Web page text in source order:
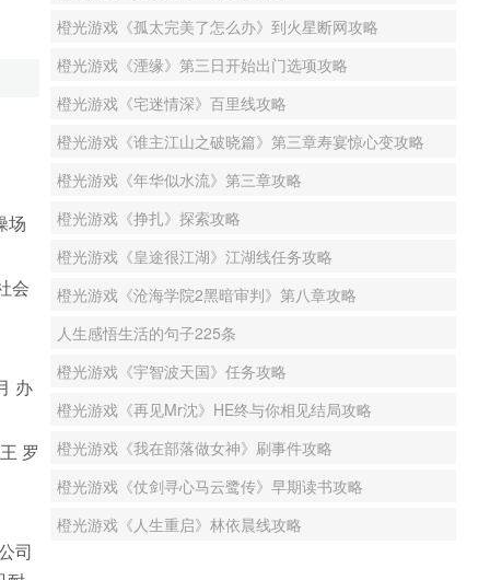
场
会
办
罗
司
橙光游戏《孤太完美了怎么办》到火星断网攻略
橙光游戏《湮缘》第三日开始出门选项攻略
橙光游戏《宅迷情深》百里线攻略
橙光游戏《谁主江山之破晓篇》第三章寿宴惊心变攻略
橙光游戏《年华似水流》第三章攻略
橙光游戏《挣扎》探索攻略
橙光游戏《皇途很江湖》江湖线任务攻略
橙光游戏《沧海学院2黑暗审判》第八章攻略
人生感悟生活的句子225条
橙光游戏《宇智波天国》任务攻略
橙光游戏《再见Mr沈》HE终与你相见结局攻略
橙光游戏《我在部落做女神》刷事件攻略
橙光游戏《仗剑寻心马云鹭传》早期读书攻略
橙光游戏《人生重启》林依晨线攻略